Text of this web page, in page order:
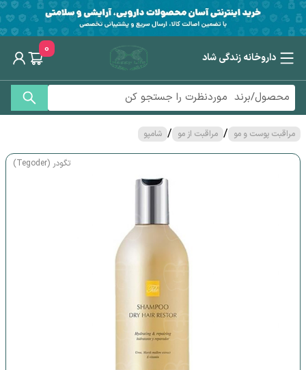
داروخانه زندگی شاد
0
مراقبت پوست و مو / مراقبت از مو / شامپو
تگودر (Tegoder)